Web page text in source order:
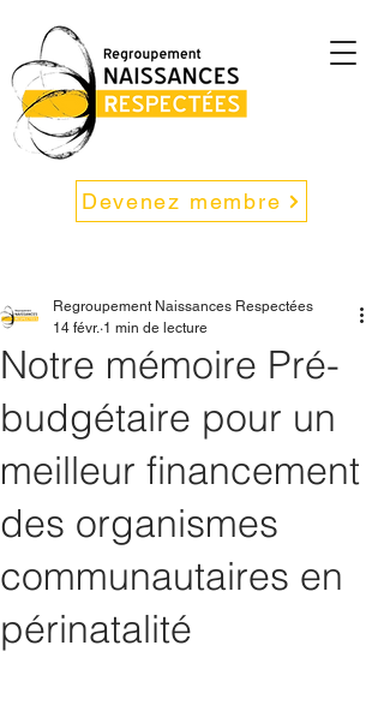
Devenez membre
Notre mémoire Pré-
budgétaire pour un
meilleur financement
des organismes
communautaires en
périnatalité
Regroupement Naissances Respectées
14 févr. 1 min de lecture